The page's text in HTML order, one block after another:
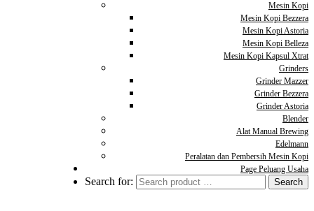
Mesin Kopi
Mesin Kopi Bezzera
Mesin Kopi Astoria
Mesin Kopi Belleza
Mesin Kopi Kapsul Xtrat
Grinders
Grinder Mazzer
Grinder Bezzera
Grinder Astoria
Blender
Alat Manual Brewing
Edelmann
Peralatan dan Pembersih Mesin Kopi
Page Peluang Usaha
Search for: